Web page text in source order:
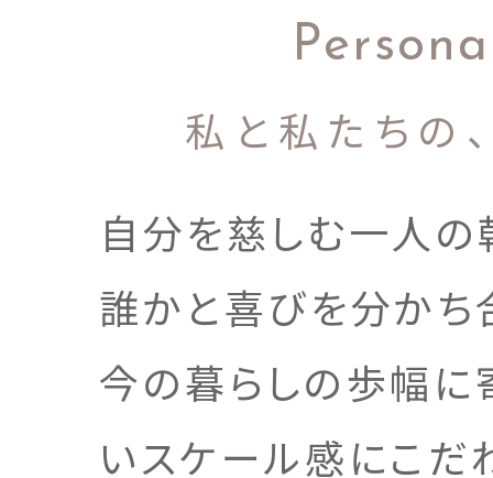
私と私たちの
自分を慈しむ一人の
誰かと喜びを分かち
今の暮らしの歩幅に
いスケール感にこだ